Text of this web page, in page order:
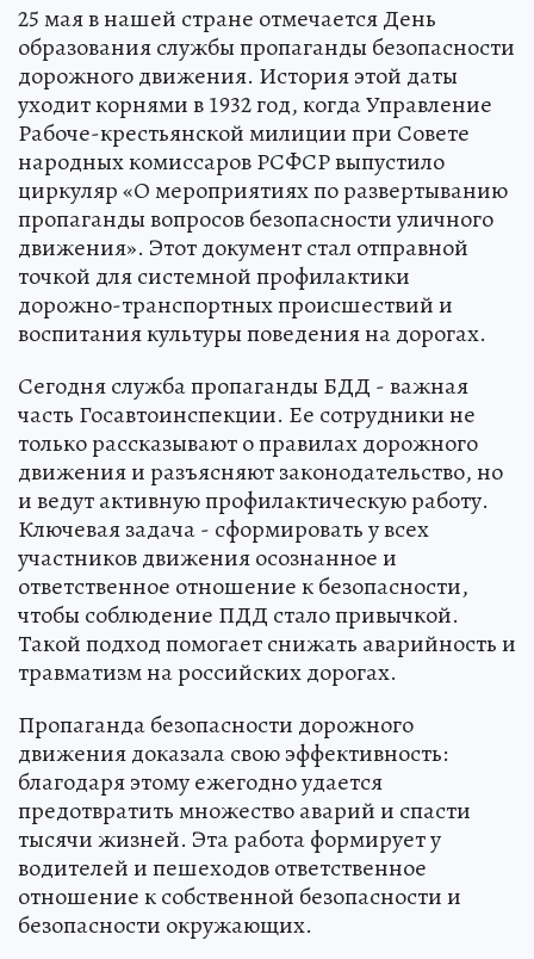
25 мая в нашей стране отмечается День
образования службы пропаганды безопасности
дорожного движения. История этой даты
уходит корнями в 1932 год, когда Управление
Рабоче-крестьянской милиции при Совете
народных комиссаров РСФСР выпустило
циркуляр «О мероприятиях по развертыванию
пропаганды вопросов безопасности уличного
движения». Этот документ стал отправной
точкой для системной профилактики
дорожно-транспортных происшествий и
воспитания культуры поведения на дорогах.
Сегодня служба пропаганды БДД - важная
часть Госавтоинспекции. Ее сотрудники не
только рассказывают о правилах дорожного
движения и разъясняют законодательство, но
и ведут активную профилактическую работу.
Ключевая задача - сформировать у всех
участников движения осознанное и
ответственное отношение к безопасности,
чтобы соблюдение ПДД стало привычкой.
Такой подход помогает снижать аварийность и
травматизм на российских дорогах.
Пропаганда безопасности дорожного
движения доказала свою эффективность:
благодаря этому ежегодно удается
предотвратить множество аварий и спасти
тысячи жизней. Эта работа формирует у
водителей и пешеходов ответственное
отношение к собственной безопасности и
безопасности окружающих.